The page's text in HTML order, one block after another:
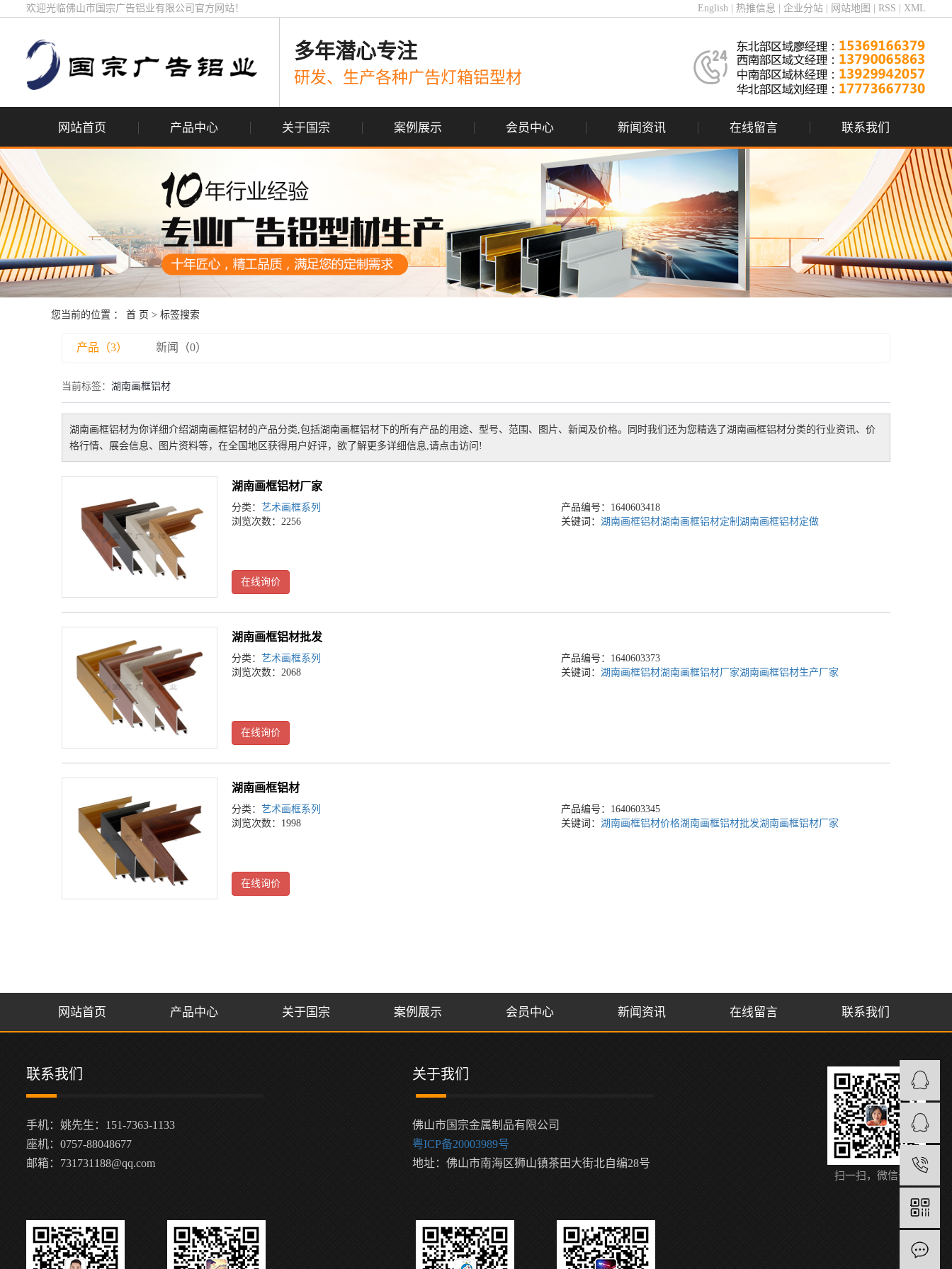
欢迎光临佛山市国宗广告铝业有限公司官方网站！ English 热推信息 企业分站 网站地图 RSS XML
多年潜心专注
研发、生产各种广告灯箱铝型材
网站首页 产品中心 关于国宗 案例展示 会员中心 新闻资讯 在线留言 联系我们
您当前的位置 ： 首 页 > 标签搜索
产品（3） 新闻（0）
当前标签： 湖南画框铝材
湖南画框铝材为你详细介绍湖南画框铝材的产品分类,包括湖南画框铝材 下的所有产品的用途、型号、范围、图片、新闻及价格。同时我们还为您精选了湖南画框铝材分类的行业资讯、价
格行情、展会信息、图片资料等，在全国地区获得用户好评，欲了解更多详细信息,请点击访问!
湖南画框铝材厂家
分类： 艺术画框系列
产品编号：1640603418
浏览次数：2256
关键词： 湖南画框铝材湖南画框铝材定制 湖南画框铝材定做
在线询价
湖南画框铝材批发
分类： 艺术画框系列
产品编号：1640603373
浏览次数：2068
关键词： 湖南画框铝材湖南画框铝材厂家湖南画框铝材生产厂家
在线询价
湖南画框铝材
分类： 艺术画框系列
产品编号：1640603345
浏览次数：1998
关键词： 湖南画框铝材价格湖南画框铝材批发湖南画框铝材厂家
在线询价
网站首页 产品中心 关于国宗 案例展示 会员中心 新闻资讯 在线留言 联系我们
联系我们
手机：姚先生：151-7363-1133
座机：0757-88048677
邮箱：731731188@qq.com
关于我们
佛山市国宗金属制品有限公司
粤ICP备20003989号
地址：佛山市南海区狮山镇茶田大街北自编28号
扫一扫，微信咨询